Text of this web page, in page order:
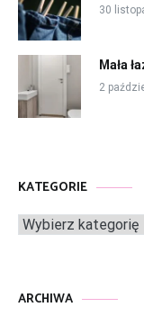
30
Mała
2
KATEGORIE
Kategorie
ARCHIWA